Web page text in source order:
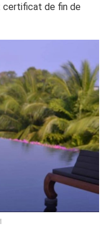
certificat de fin de